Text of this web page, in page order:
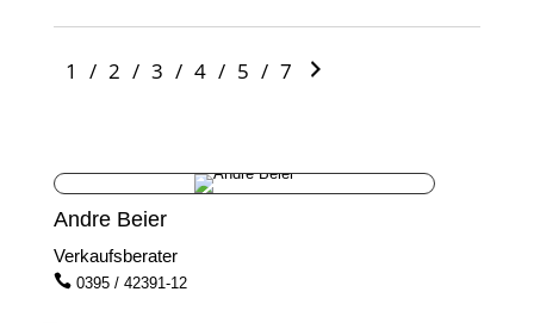
1 / 2 / 3 / 4 / 5 / 7
Andre Beier
Verkaufsberater
 0395 / 42391-12